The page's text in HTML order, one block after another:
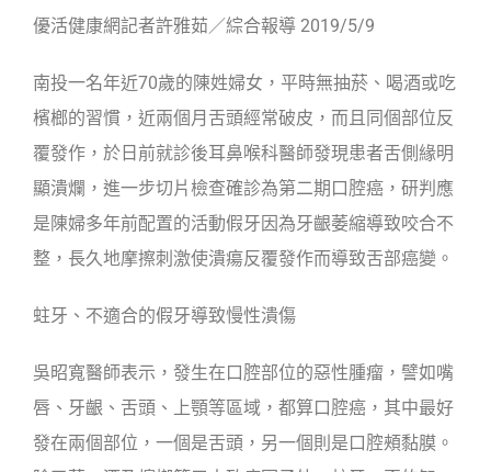
優活健康網記者許雅茹／綜合報導 2019/5/9
南投一名年近70歲的陳姓婦女，平時無抽菸、喝酒或吃
檳榔的習慣，近兩個月舌頭經常破皮，而且同個部位反
覆發作，於日前就診後耳鼻喉科醫師發現患者舌側緣明
顯潰爛，進一步切片檢查確診為第二期口腔癌，研判應
是陳婦多年前配置的活動假牙因為牙齦萎縮導致咬合不
整，長久地摩擦刺激使潰瘍反覆發作而導致舌部癌變。
蛀牙、不適合的假牙導致慢性潰傷
吳昭寬醫師表示，發生在口腔部位的惡性腫瘤，譬如嘴
唇、牙齦、舌頭、上顎等區域，都算口腔癌，其中最好
發在兩個部位，一個是舌頭，另一個則是口腔頰黏膜。